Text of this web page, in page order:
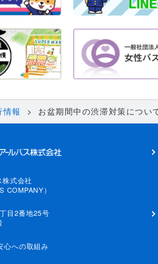
情報 お盆期間中の渋滞対策につい
式会社
COMPANY）
目2番地25号
心への取組み